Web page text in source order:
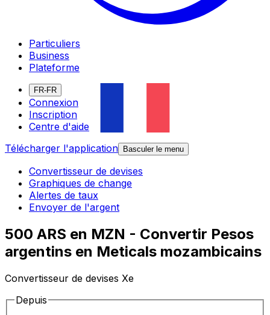
Particuliers
Business
Plateforme
FR-FR
Connexion
Inscription
Centre d'aide
Télécharger l'application
Basculer le menu
Convertisseur de devises
Graphiques de change
Alertes de taux
Envoyer de l'argent
500 ARS en MZN - Convertir Pesos
argentins en Meticals mozambicains
Convertisseur de devises Xe
Depuis